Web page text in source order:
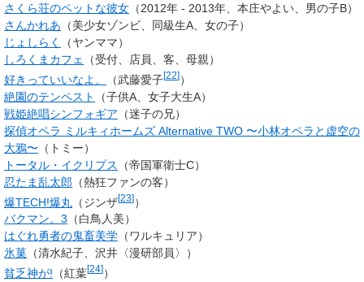
さくら荘のペットな彼女 （2012年 - 2013年、本庄やよい、男の子B）
さんかれあ （美少女ゾンビ、同級生A、女の子）
じょしらく
（ヤンママ）
しろくまカフェ
（受付、店員、客、母親）
好きっていいなよ。
（武藤愛子[22] ）
絶園のテンペスト
（子供A、女子大生A）
戦姫絶唱シンフォギア （迷子の兄）
探偵オペラ ミルキィホームズ Alternative TWO 〜小林オペラと虚空の
大鴉〜 （トミー）
トータル・イクリプス
（帝国軍衛士C）
忍たま乱太郎 （熱狂ファンの客）
爆TECH!爆丸 （ジンザ[23]）
バクマン。3 （白鳥人美）
はぐれ勇者の鬼畜美学 （ワルキュリア）
氷菓 （清水紀子、沢井〈漫研部員〉）
貧乏神が! （紅葉[24] ）